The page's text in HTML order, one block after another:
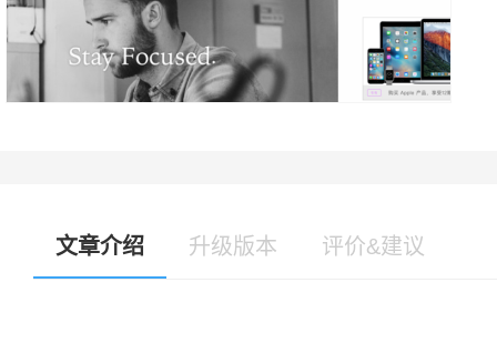
文章介绍 升级版本 评价&建议